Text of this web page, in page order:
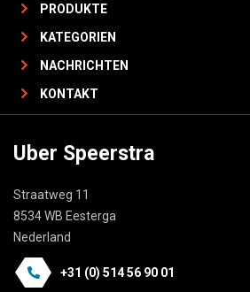
PRODUKTE
KATEGORIEN
NACHRICHTEN
KONTAKT
Uber Speerstra
Straatweg 11
8534 WB Eesterga
Nederland
+31 (0) 514 56 90 01